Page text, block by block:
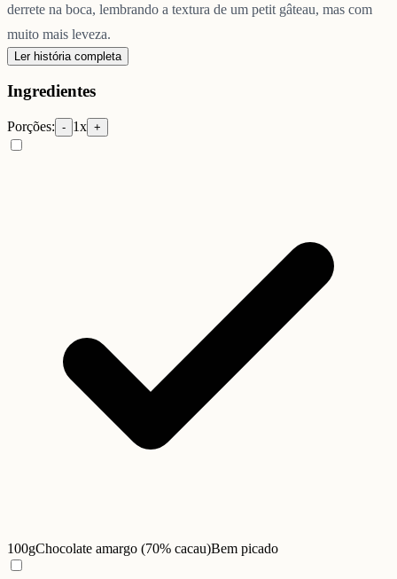
derrete na boca, lembrando a textura de um petit gâteau, mas com
muito mais leveza.
Ler história completa
Ingredientes
Porções: - 1x +
100gChocolate amargo (70% cacau)Bem picado